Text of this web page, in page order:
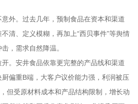
外。过去几年，预制食品在资本和渠道
清、定义模糊，再加上“西贝事件”等舆情
，需求自然降温。
。安井食品依靠更完整的产品线和渠道
偏重B端，大客户议价能力强，利润被压
但受原材料成本和产品结构限制，增长动